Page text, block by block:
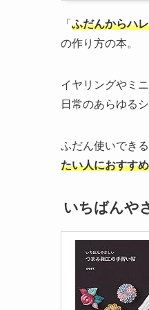
「 ふだんからハ
の作り方の本。
イヤリングやミ
日常のあらゆる
ふだん使いでき
たい人におすす
いちばんや